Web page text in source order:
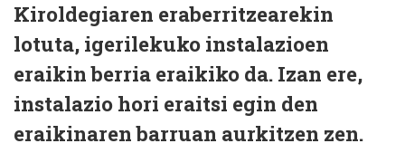
Kiroldegiaren eraberritzearekin
lotuta, igerilekuko instalazioen
eraikin berria eraikiko da. Izan ere,
instalazio hori eraitsi egin den
eraikinaren barruan aurkitzen zen.